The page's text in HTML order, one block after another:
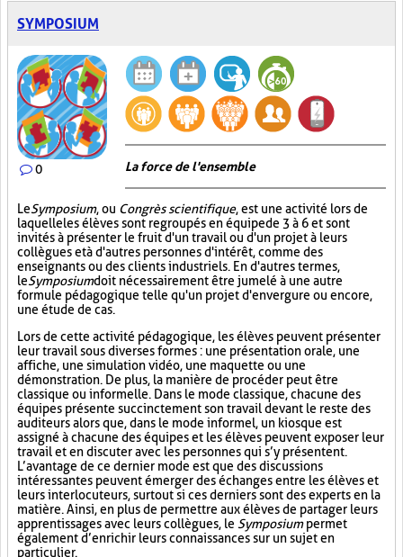
SYMPOSIUM
0 La force de l'ensemble
LeSymposium, ou Congrès scientifique, est une activité lors de
laquelle les élèves sont regroupés en équipe de 3 à 6 et sont
invités à présenter le fruit d'un travail ou d'un projet à leurs
collègues et à d'autres personnes d'intérêt, comme des
enseignants ou des clients industriels. En d'autres termes,
leSymposiumdoit nécessairement être jumelé à une autre
formule pédagogique telle qu'un projet d'envergure ou encore,
une étude de cas.
Lors de cette activité pédagogique, les élèves peuvent présenter
leur travail sous diverses formes : une présentation orale, une
affiche, une simulation vidéo, une maquette ou une
démonstration. De plus, la manière de procéder peut être
classique ou informelle. Dans le mode classique, chacune des
équipes présente succinctement son travail devant le reste des
auditeurs alors que, dans le mode informel, un kiosque est
assigné à chacune des équipes et les élèves peuvent exposer leur
travail et en discuter avec les personnes qui s’y présentent.
L’avantage de ce dernier mode est que des discussions
intéressantes peuvent émerger des échanges entre les élèves et
leurs interlocuteurs, surtout si ces derniers sont des experts en la
matière. Ainsi, en plus de permettre aux élèves de partager leurs
apprentissages avec leurs collègues, le Symposiumpermet
également d’enrichir leurs connaissances sur un sujet en
particulier.